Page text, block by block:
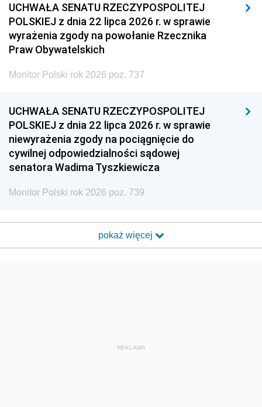
UCHWAŁA SENATU RZECZYPOSPOLITEJ
POLSKIEJ z dnia 22 lipca 2026 r. w sprawie
wyrażenia zgody na powołanie Rzecznika
Praw Obywatelskich
Monitor Polski rok 2026 poz. 737
UCHWAŁA SENATU RZECZYPOSPOLITEJ
POLSKIEJ z dnia 22 lipca 2026 r. w sprawie
niewyrażenia zgody na pociągnięcie do
cywilnej odpowiedzialności sądowej
senatora Wadima Tyszkiewicza
Monitor Polski rok 2026 poz. 739
pokaż więcej
REKLAMA